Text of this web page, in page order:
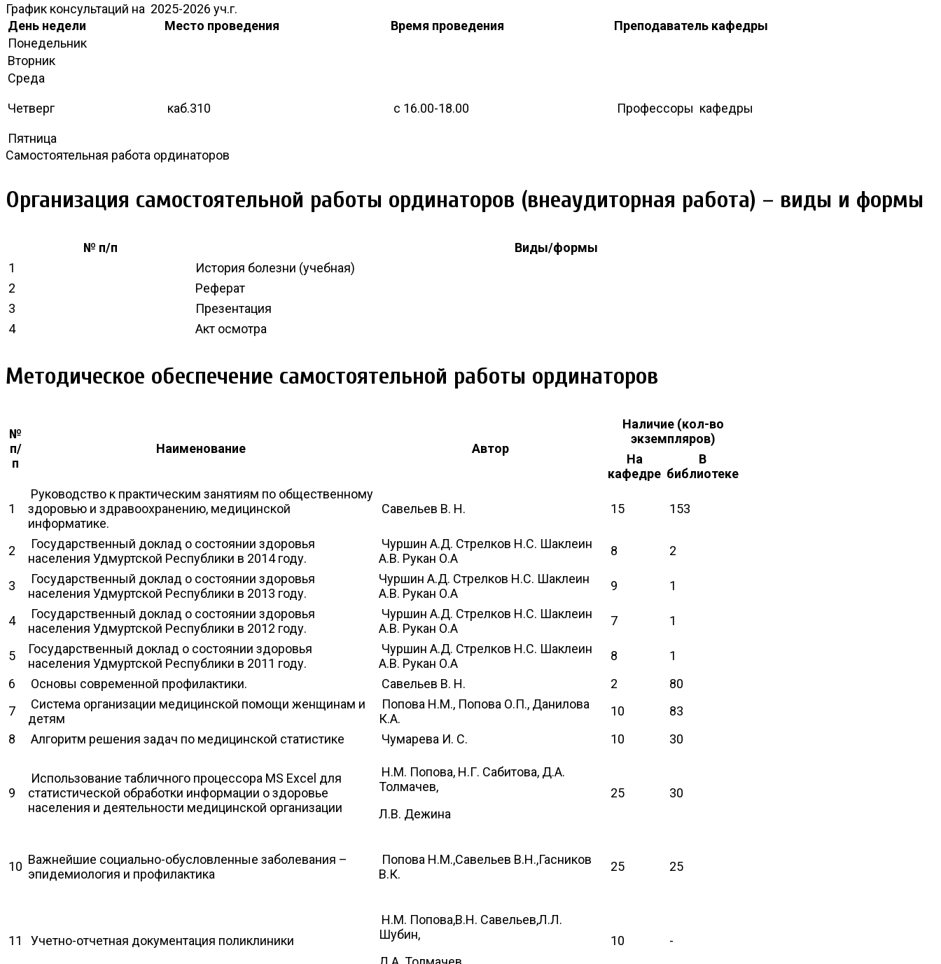
График консультаций на 2025-2026 уч.г.
День недели
Место проведения Время проведения
Преподаватель кафедры
Понедельник
Вторник
Среда
Четверг каб.310 с 16.00-18.00 Профессоры кафедры
Пятница
Самостоятельная работа ординаторов
Организация самостоятельной работы ординаторов (внеаудиторная работа) – виды и формы
№ п/п
Виды/формы
1
История болезни (учебная)
2
Реферат
3
Презентация
4
Акт осмотра
Методическое обеспечение самостоятельной работы ординаторов
№
п/
п
Наименование Автор
Наличие (кол-во
экземпляров)
На
кафедре
В
библиотеке
1
Руководство к практическим занятиям по общественному
здоровью и здравоохранению, медицинской
информатике.
Савельев В. Н. 15 153
2
Государственный доклад о состоянии здоровья
населения Удмуртской Республики в 2014 году.
Чуршин А.Д. Стрелков Н.С. Шаклеин
А.В. Рукан О.А
8 2
3
Государственный доклад о состоянии здоровья
населения Удмуртской Республики в 2013 году.
Чуршин А.Д. Стрелков Н.С. Шаклеин
А.В. Рукан О.А
9 1
4
Государственный доклад о состоянии здоровья
населения Удмуртской Республики в 2012 году.
Чуршин А.Д. Стрелков Н.С. Шаклеин
А.В. Рукан О.А
7 1
5
Государственный доклад о состоянии здоровья
населения Удмуртской Республики в 2011 году.
Чуршин А.Д. Стрелков Н.С. Шаклеин
А.В. Рукан О.А
8
1
6
Основы современной профилактики. Савельев В. Н. 2
80
7
Система организации медицинской помощи женщинам и
детям
Попова Н.М., Попова О.П., Данилова
К.А.
10
83
8
Алгоритм решения задач по медицинской статистике Чумарева И. С. 10 30
9
Использование табличного процессора MS Excel для
статистической обработки информации о здоровье
населения и деятельности медицинской организации
Н.М. Попова, Н.Г. Сабитова, Д.А.
Толмачев,
Л.В. Дежина
25 30
10 Важнейшие социально-обусловленные заболевания –
эпидемиология и профилактика
Попова Н.М.,Савельев В.Н.,Гасников
В.К.
25 25
11 Учетно-отчетная документация поликлиники
Н.М. Попова,В.Н. Савельев,Л.Л.
Шубин,
10 -